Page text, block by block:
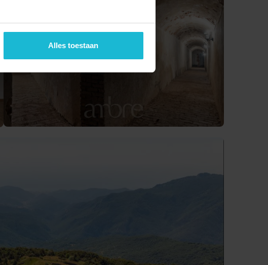
Alles toestaan